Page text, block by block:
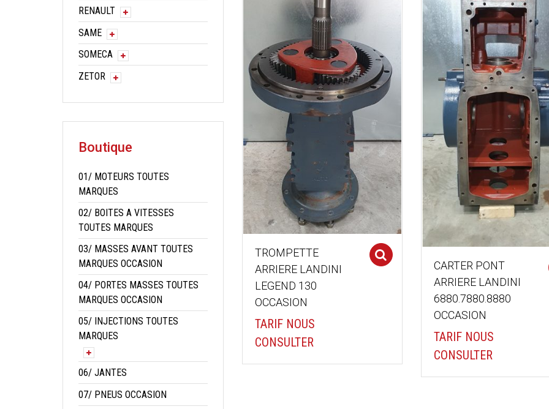
TROMPETTE
ARRIERE LANDINI
LEGEND 130
OCCASION
TARIF NOUS
CONSULTER
CARTER PONT
ARRIERE LANDINI
6880.7880.8880
OCCASION
TARIF NOUS
CONSULTER
RENAULT
SAME
SOMECA
ZETOR
Boutique
01/ MOTEURS TOUTES
MARQUES
02/ BOITES A VITESSES
TOUTES MARQUES
03/ MASSES AVANT TOUTES
MARQUES OCCASION
04/ PORTES MASSES TOUTES
MARQUES OCCASION
05/ INJECTIONS TOUTES
MARQUES
06/ JANTES
07/ PNEUS OCCASION